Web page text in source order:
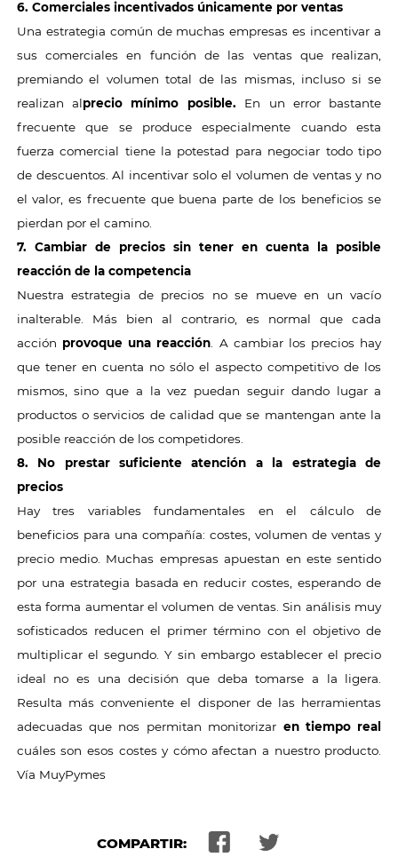
6. Comerciales incentivados únicamente por ventas
Una estrategia común de muchas empresas es incentivar a
sus comerciales en función de las ventas que realizan,
premiando el volumen total de las mismas, incluso si se
realizan alprecio mínimo posible. En un error bastante
frecuente que se produce especialmente cuando esta
fuerza comercial tiene la potestad para negociar todo tipo
de descuentos. Al incentivar solo el volumen de ventas y no
el valor, es frecuente que buena parte de los beneficios se
pierdan por el camino.
7. Cambiar de precios sin tener en cuenta la posible
reacción de la competencia
Nuestra estrategia de precios no se mueve en un vacío
inalterable. Más bien al contrario, es normal que cada
acción provoque una reacción . A cambiar los precios hay
que tener en cuenta no sólo el aspecto competitivo de los
mismos, sino que a la vez puedan seguir dando lugar a
productos o servicios de calidad que se mantengan ante la
posible reacción de los competidores.
8. No prestar suficiente atención a la estrategia de
precios
Hay tres variables fundamentales en el cálculo de
beneficios para una compañía: costes, volumen de ventas y
precio medio. Muchas empresas apuestan en este sentido
por una estrategia basada en reducir costes, esperando de
esta forma aumentar el volumen de ventas. Sin análisis muy
sofisticados reducen el primer término con el objetivo de
multiplicar el segundo. Y sin embargo establecer el precio
ideal no es una decisión que deba tomarse a la ligera.
Resulta más conveniente el disponer de las herramientas
adecuadas que nos permitan monitorizar en tiempo real
cuáles son esos costes y cómo afectan a nuestro producto.
Vía MuyPymes
COMPARTIR: